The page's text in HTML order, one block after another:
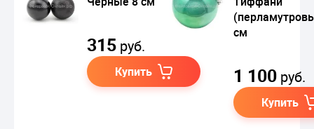
315 руб.
Купить
см
1 100 руб.
Купить